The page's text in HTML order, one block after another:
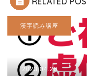
漢字読み講座
2023.04.26